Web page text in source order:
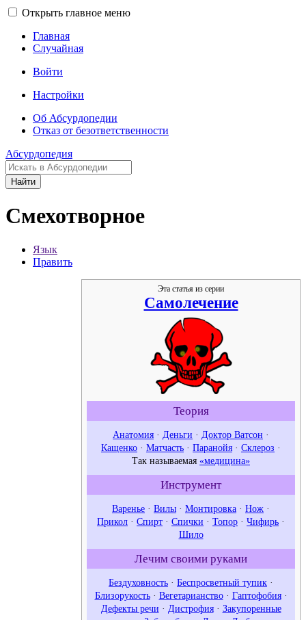
Открыть главное меню
Главная
Случайная
Войти
Настройки
Об Абсурдопедии
Отказ от безответственности
Абсурдопедия
Найти
Смехотворное
Язык
Править
Эта статья из серии
Самолечение
Теория
Анатомия · Деньги · Доктор Ватсон ·
Кащенко · Матчасть · Паранойя · Склероз ·
Так называемая «медицина»
Инструмент
Варенье · Вилы · Монтировка · Нож ·
Прикол · Спирт · Спички · Топор · Чифирь ·
Шило
Лечим своими руками
Бездуховность · Беспросветный тупик ·
Близорукость· Вегетарианство· Гаптофобия·
Дефекты речи · Дистрофия· Закупоренные